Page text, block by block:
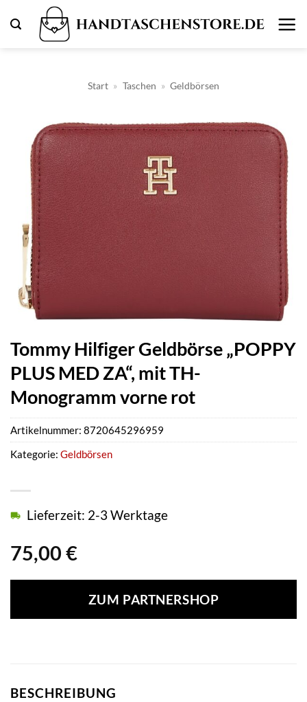
Inhalt
Start » Taschen » Geldbörsen
Tommy Hilfiger Geldbörse „POPPY
PLUS MED ZA“, mit TH-
Monogramm vorne rot
75,00 €
Lieferzeit: 2-3 Werktage
ZUM PARTNERSHOP
Artikelnummer: 8720645296959
Kategorie: Geldbörsen
BESCHREIBUNG